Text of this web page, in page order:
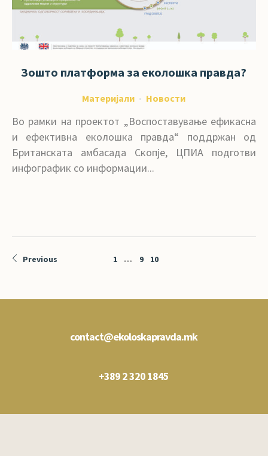
Зошто платформа за еколошка правда?
Материјали Новости
Во рамки на проектот „Воспоставување ефикасна
и ефективна еколошка правда“ поддржан од
Британската амбасада Скопје, ЦПИА подготви
инфографик со информации...
Previous 1 … 9 10
contact@ekoloskapravda.mk
+389 2 320 1845